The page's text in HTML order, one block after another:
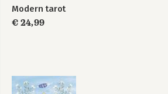
Modern tarot
€ 24,99